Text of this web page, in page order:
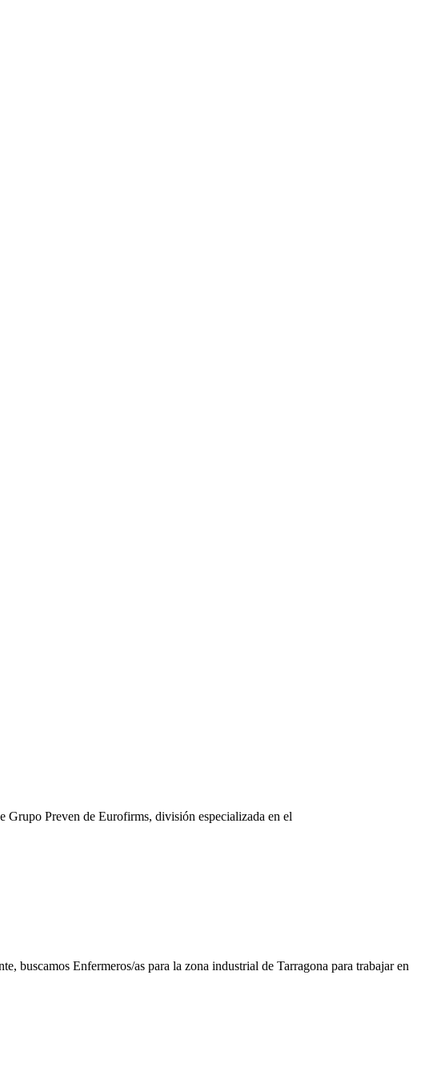
Grupo Preven de Eurofirms, división especializada en el
buscamos Enfermeros/as para la zona industrial de Tarragona para trabajar en